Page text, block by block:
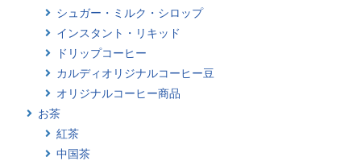
シュガー・ミルク・シロップ
インスタント・リキッド
ドリップコーヒー
カルディオリジナルコーヒー豆
オリジナルコーヒー商品
お茶
紅茶
中国茶